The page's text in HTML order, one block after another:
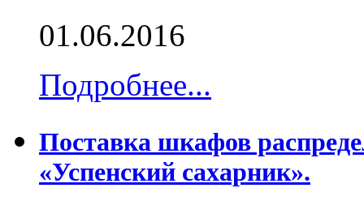
01.06.2016
Подробнее...
Поставка шкафов
«Успенский сахарник».